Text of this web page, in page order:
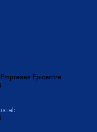
Epicentre